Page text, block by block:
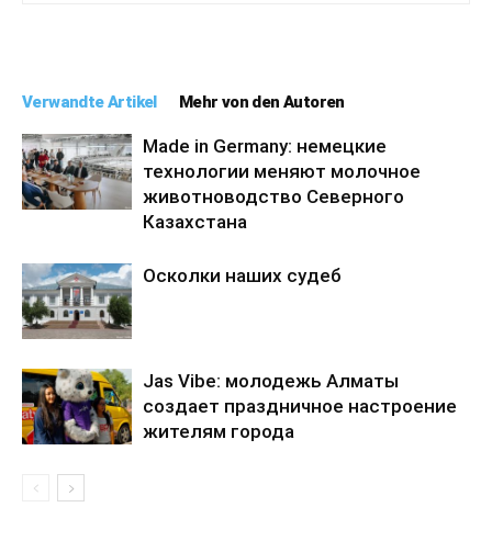
Verwandte Artikel Mehr von den Autoren
Made in Germany: немецкие
технологии меняют молочное
животноводство Северного
Казахстана
Осколки наших судеб
Jas Vibe: молодежь Алматы
создает праздничное настроение
жителям города